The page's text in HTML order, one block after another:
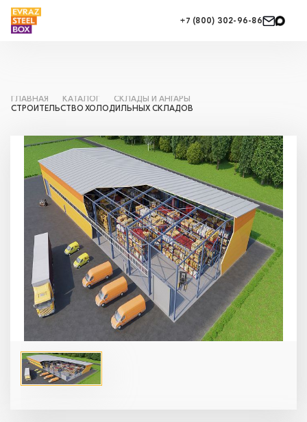
+7 (800) 302-96-86
ГЛАВНАЯ КАТАЛОГ
СКЛАДЫ И АНГАРЫ
СТРОИТЕЛЬСТВО ХОЛОДИЛЬНЫХ СКЛАДОВ